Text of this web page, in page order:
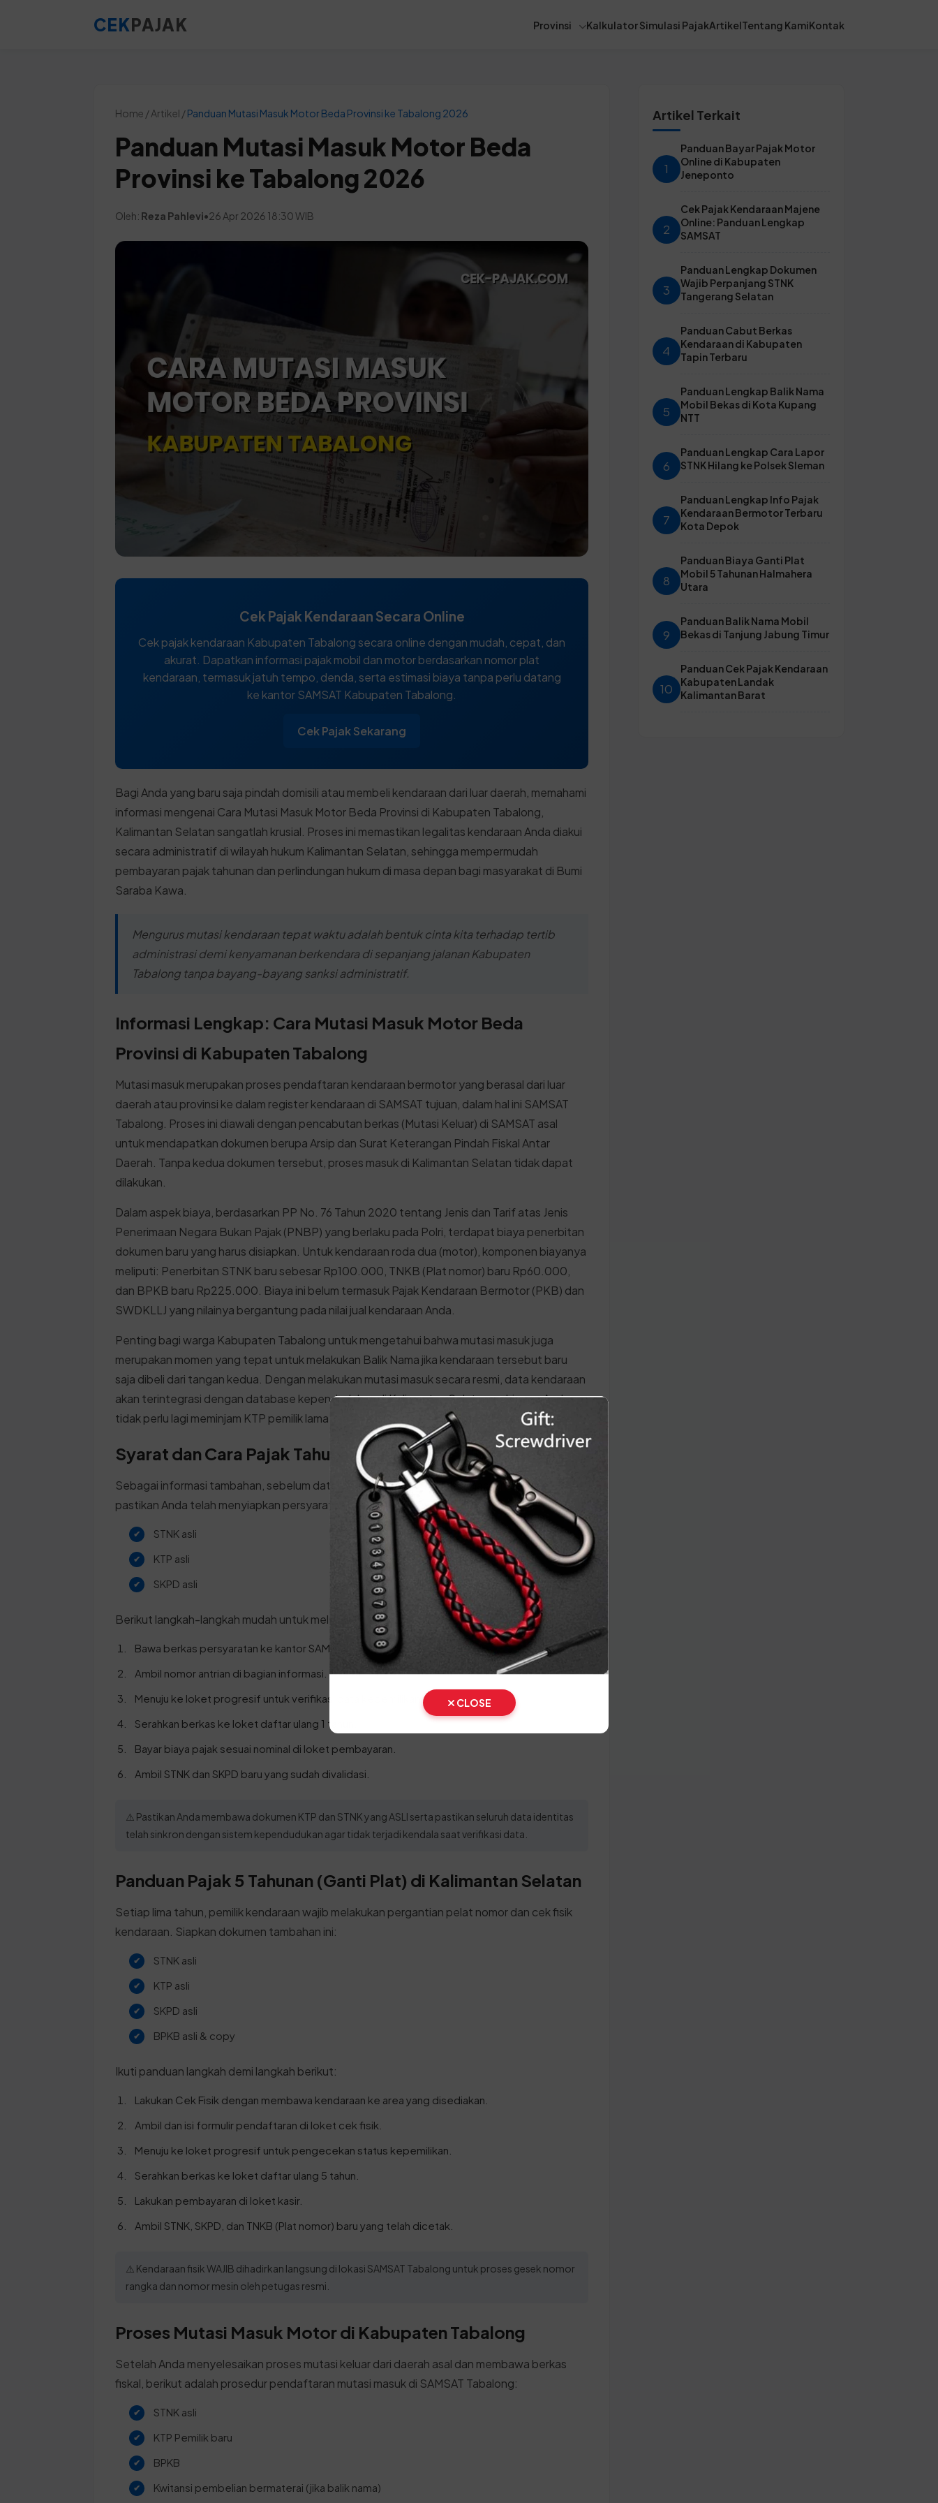
CEKPAJAK Provinsi Kalkulator Simulasi PajakArtikelTentang KamiKontak
Home / Artikel /Panduan Mutasi Masuk Motor Beda Provinsi ke Tabalong 2026
Panduan Mutasi Masuk Motor Beda
Provinsi ke Tabalong 2026
Oleh: Reza Pahlevi•26 Apr 2026 18:30 WIB
Cek Pajak Kendaraan Secara Online
Cek pajak kendaraan Kabupaten Tabalong secara online dengan mudah, cepat, dan
akurat. Dapatkan informasi pajak mobil dan motor berdasarkan nomor plat
kendaraan, termasuk jatuh tempo, denda, serta estimasi biaya tanpa perlu datang
ke kantor SAMSAT Kabupaten Tabalong.
Cek Pajak Sekarang
Bagi Anda yang baru saja pindah domisili atau membeli kendaraan dari luar daerah, memahami
informasi mengenai Cara Mutasi Masuk Motor Beda Provinsi di Kabupaten Tabalong,
Kalimantan Selatan sangatlah krusial. Proses ini memastikan legalitas kendaraan Anda diakui
secara administratif di wilayah hukum Kalimantan Selatan, sehingga mempermudah
pembayaran pajak tahunan dan perlindungan hukum di masa depan bagi masyarakat di Bumi
Saraba Kawa.
Mengurus mutasi kendaraan tepat waktu adalah bentuk cinta kita terhadap tertib
administrasi demi kenyamanan berkendara di sepanjang jalanan Kabupaten
Tabalong tanpa bayang-bayang sanksi administratif.
Informasi Lengkap: Cara Mutasi Masuk Motor Beda
Provinsi di Kabupaten Tabalong
Mutasi masuk merupakan proses pendaftaran kendaraan bermotor yang berasal dari luar
daerah atau provinsi ke dalam register kendaraan di SAMSAT tujuan, dalam hal ini SAMSAT
Tabalong. Proses ini diawali dengan pencabutan berkas (Mutasi Keluar) di SAMSAT asal
untuk mendapatkan dokumen berupa Arsip dan Surat Keterangan Pindah Fiskal Antar
Daerah. Tanpa kedua dokumen tersebut, proses masuk di Kalimantan Selatan tidak dapat
dilakukan.
Dalam aspek biaya, berdasarkan PP No. 76 Tahun 2020 tentang Jenis dan Tarif atas Jenis
Penerimaan Negara Bukan Pajak (PNBP) yang berlaku pada Polri, terdapat biaya penerbitan
dokumen baru yang harus disiapkan. Untuk kendaraan roda dua (motor), komponen biayanya
meliputi: Penerbitan STNK baru sebesar Rp100.000, TNKB (Plat nomor) baru Rp60.000,
dan BPKB baru Rp225.000. Biaya ini belum termasuk Pajak Kendaraan Bermotor (PKB) dan
SWDKLLJ yang nilainya bergantung pada nilai jual kendaraan Anda.
Penting bagi warga Kabupaten Tabalong untuk mengetahui bahwa mutasi masuk juga
merupakan momen yang tepat untuk melakukan Balik Nama jika kendaraan tersebut baru
saja dibeli dari tangan kedua. Dengan melakukan mutasi masuk secara resmi, data kendaraan
akan terintegrasi dengan database kependudukan di Kalimantan Selatan, sehingga Anda
tidak perlu lagi meminjam KTP pemilik lama saat membayar pajak tahunan di kemudian hari.
Syarat dan Cara Pajak Tahunan di Kabupaten Tabalong
Sebagai informasi tambahan, sebelum datang ke kantor SAMSAT Kalimantan Selatan,
pastikan Anda telah menyiapkan persyaratan berikut:
STNK asli
KTP asli
SKPD asli
Berikut langkah-langkah mudah untuk melakukan prosesnya:
Bawa berkas persyaratan ke kantor SAMSAT.
Ambil nomor antrian di bagian informasi.
Menuju ke loket progresif untuk verifikasi data kepemilikan.
Serahkan berkas ke loket daftar ulang 1 tahun.
Bayar biaya pajak sesuai nominal di loket pembayaran.
Ambil STNK dan SKPD baru yang sudah divalidasi.
⚠️ Pastikan Anda membawa dokumen KTP dan STNK yang ASLI serta pastikan seluruh data identitas
telah sinkron dengan sistem kependudukan agar tidak terjadi kendala saat verifikasi data.
Panduan Pajak 5 Tahunan (Ganti Plat) di Kalimantan Selatan
Setiap lima tahun, pemilik kendaraan wajib melakukan pergantian pelat nomor dan cek fisik
kendaraan. Siapkan dokumen tambahan ini:
STNK asli
KTP asli
SKPD asli
BPKB asli & copy
Ikuti panduan langkah demi langkah berikut:
Lakukan Cek Fisik dengan membawa kendaraan ke area yang disediakan.
Ambil dan isi formulir pendaftaran di loket cek fisik.
Menuju ke loket progresif untuk pengecekan status kepemilikan.
Serahkan berkas ke loket daftar ulang 5 tahun.
Lakukan pembayaran di loket kasir.
Ambil STNK, SKPD, dan TNKB (Plat nomor) baru yang telah dicetak.
⚠️ Kendaraan fisik WAJIB dihadirkan langsung di lokasi SAMSAT Tabalong untuk proses gesek nomor
rangka dan nomor mesin oleh petugas resmi.
Proses Mutasi Masuk Motor di Kabupaten Tabalong
Setelah Anda menyelesaikan proses mutasi keluar dari daerah asal dan membawa berkas
fiskal, berikut adalah prosedur pendaftaran mutasi masuk di SAMSAT Tabalong:
STNK asli
KTP Pemilik baru
BPKB
Kwitansi pembelian bermaterai (jika balik nama)
Artikel Terkait
1
Panduan Bayar Pajak Motor
Online di Kabupaten
Jeneponto
2
Cek Pajak Kendaraan Majene
Online: Panduan Lengkap
SAMSAT
3
Panduan Lengkap Dokumen
Wajib Perpanjang STNK
Tangerang Selatan
4
Panduan Cabut Berkas
Kendaraan di Kabupaten
Tapin Terbaru
5
Panduan Lengkap Balik Nama
Mobil Bekas di Kota Kupang
NTT
6
Panduan Lengkap Cara Lapor
STNK Hilang ke Polsek Sleman
7
Panduan Lengkap Info Pajak
Kendaraan Bermotor Terbaru
Kota Depok
8
Panduan Biaya Ganti Plat
Mobil 5 Tahunan Halmahera
Utara
9
Panduan Balik Nama Mobil
Bekas di Tanjung Jabung Timur
10
Panduan Cek Pajak Kendaraan
Kabupaten Landak
Kalimantan Barat
CLOSE